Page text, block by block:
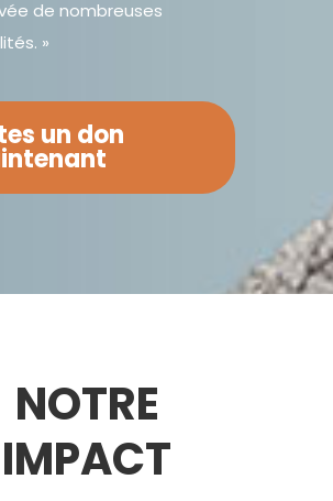
de nombreuses
»
un don
NOTRE
IMPACT